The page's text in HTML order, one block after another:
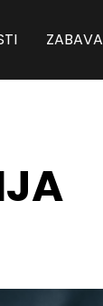
ZABAVA